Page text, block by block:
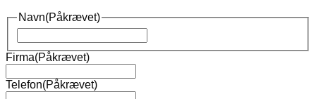
Navn(Påkrævet)
Firma(Påkrævet)
Telefon(Påkrævet)